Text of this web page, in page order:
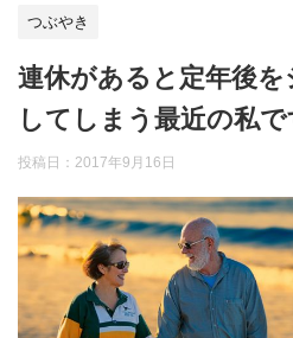
つぶやき
連休があると定年後
してしまう最近の私
投稿日：2017年9月16日